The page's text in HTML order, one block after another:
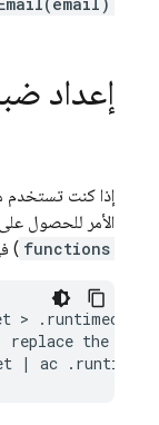
إعداد
إذا كنت تستخدم
الأمر للحصول
functions
)
>
replace the